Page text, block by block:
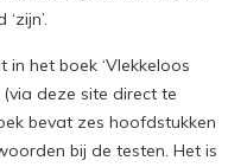
het boek ‘Vlekkeloos
deze site direct te
bevat zes hoofdstukken
bij de testen. Het is